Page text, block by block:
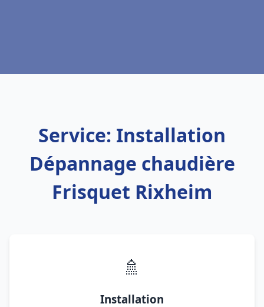
Service: Installation
Dépannage chaudière
Frisquet Rixheim
🚿
Installation